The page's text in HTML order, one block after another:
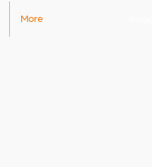
More